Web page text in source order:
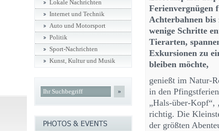
Ferienvergnügen
Achterbahnen
wenige Schritte
Tierarten,
Exkursionen zu
bleiben möchte,
genießt im Natur-
in den
„Hals-über-Kopf“,
richtig. Die
der größten
Lokale Nachrichten
Internet und Technik
Auto und Motorsport
Politik
Sport-Nachrichten
Kunst, Kultur und Musik
»